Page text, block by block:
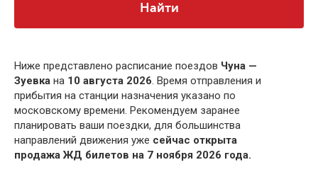
Найти
Ниже представлено расписание поездов Чуна —
Зуевка на 10 августа 2026. Время отправления и
прибытия на станции назначения указано по
московскому времени. Рекомендуем заранее
планировать ваши поездки, для большинства
направлений движения уже сейчас открыта
продажа ЖД билетов на 7 ноября 2026 года.